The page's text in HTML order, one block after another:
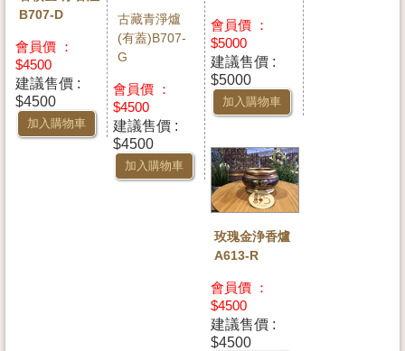
B707-D
會員價 ：
$4500
建議售價 :
$4500
加入購物車
古藏青淨爐
(有蓋)B707-
G
會員價 ：
$4500
建議售價 :
$4500
加入購物車
會員價 ：
$5000
建議售價 :
$5000
加入購物車
玫瑰金浄香爐
A613-R
會員價 ：
$4500
建議售價 :
$4500